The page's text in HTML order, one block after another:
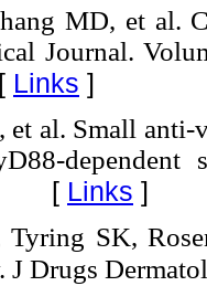
MD, et al.
Journal.
Links ]
et al. Small
dependent
[ Links ]
Tyring SK,
J Drugs